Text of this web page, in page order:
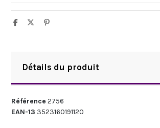
Détails du produit
Référence 2756
EAN-13 3523160191120